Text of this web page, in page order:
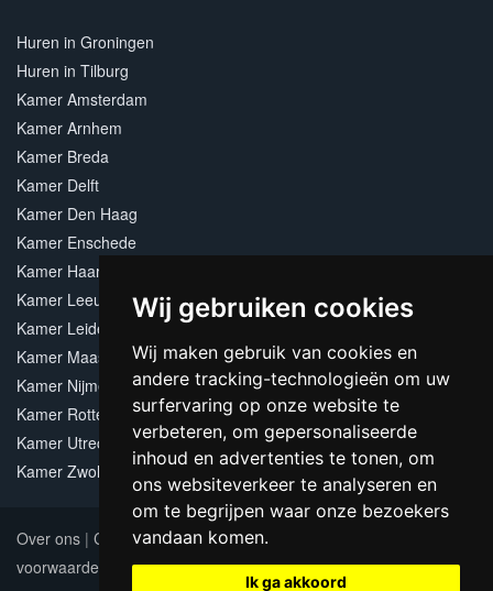
Wij gebruiken cookies
Wij maken gebruik van cookies en
andere tracking-technologieën om uw
surfervaring op onze website te
verbeteren, om gepersonaliseerde
inhoud en advertenties te tonen, om
ons websiteverkeer te analyseren en
om te begrijpen waar onze bezoekers
vandaan komen.
Ik ga akkoord
Huren in Groningen
Huren in Tilburg
Kamer Amsterdam
Kamer Arnhem
Kamer Breda
Kamer Delft
Kamer Den Haag
Kamer Enschede
Kamer Haarlem
Kamer Leeuwarden
Kamer Leiden
Kamer Maastricht
Kamer Nijmegen
Kamer Rotterdam
Kamer Utrecht
Kamer Zwolle
Over ons | Contact|Adverteren|Sitemap
voorwaarden
Update cookies preferences